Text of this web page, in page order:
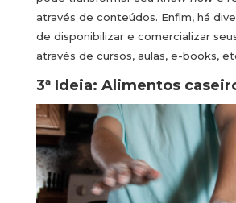
através de conteúdos. Enfim, há
de disponibilizar e comercializar
através de cursos, aulas, e-books,
3ª Ideia: Alimentos